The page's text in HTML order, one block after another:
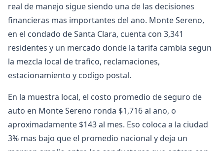
real de manejo sigue siendo una de las decisiones
financieras mas importantes del ano. Monte Sereno,
en el condado de Santa Clara, cuenta con 3,341
residentes y un mercado donde la tarifa cambia segun
la mezcla local de trafico, reclamaciones,
estacionamiento y codigo postal.
En la muestra local, el costo promedio de seguro de
auto en Monte Sereno ronda $1,716 al ano, o
aproximadamente $143 al mes. Eso coloca a la ciudad
3% mas bajo que el promedio nacional y deja un